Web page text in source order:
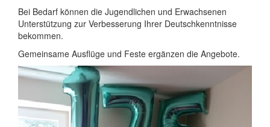
Bei Bedarf können die Jugendlichen und Erwachsenen
Unterstützung zur Verbesserung Ihrer Deutschkenntnisse
bekommen.
Gemeinsame Ausflüge und Feste ergänzen die Angebote.